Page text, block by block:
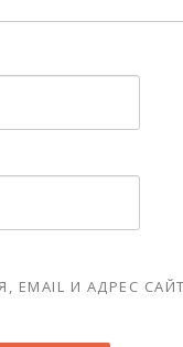
EMAIL И АДРЕС